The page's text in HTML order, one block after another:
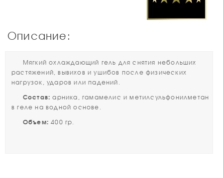
Описание:
Мягкий охлаждающий гель для снятия небольших
растяжений, вывихов и ушибов после физических
нагрузок, ударов или падений.
Состав: арника, гамамелис и метилсульфонилметан
в геле на водной основе.
Объем:400 гр.